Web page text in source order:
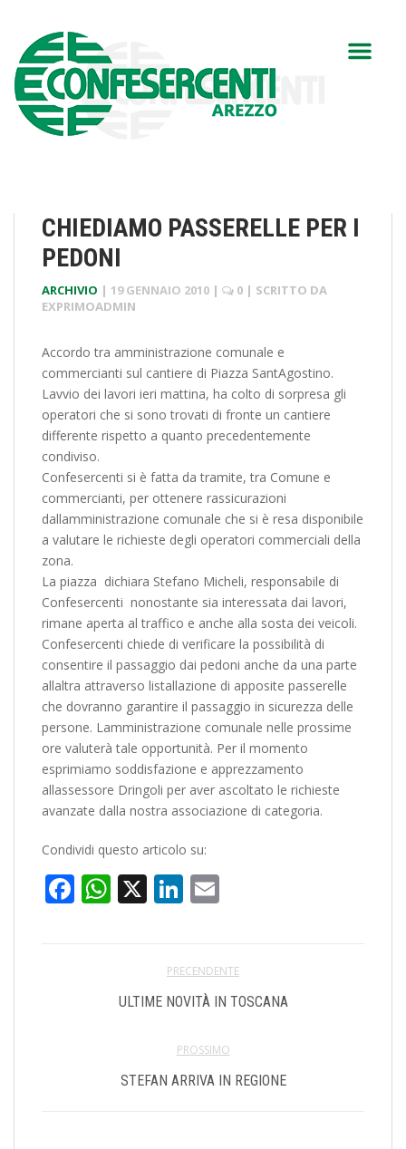
CHIEDIAMO PASSERELLE PER I
PEDONI
ARCHIVIO | 19 GENNAIO 2010 | 0 | SCRITTO DA
EXPRIMOADMIN
Accordo tra amministrazione comunale e
commercianti sul cantiere di Piazza SantAgostino.
Lavvio dei lavori ieri mattina, ha colto di sorpresa gli
operatori che si sono trovati di fronte un cantiere
differente rispetto a quanto precedentemente
condiviso.
Confesercenti si è fatta da tramite, tra Comune e
commercianti, per ottenere rassicurazioni
dallamministrazione comunale che si è resa disponibile
a valutare le richieste degli operatori commerciali della
zona.
La piazza  dichiara Stefano Micheli, responsabile di
Confesercenti  nonostante sia interessata dai lavori,
rimane aperta al traffico e anche alla sosta dei veicoli.
Confesercenti chiede di verificare la possibilità di
consentire il passaggio dai pedoni anche da una parte
allaltra attraverso listallazione di apposite passerelle
che dovranno garantire il passaggio in sicurezza delle
persone. Lamministrazione comunale nelle prossime
ore valuterà tale opportunità. Per il momento
esprimiamo soddisfazione e apprezzamento
allassessore Dringoli per aver ascoltato le richieste
avanzate dalla nostra associazione di categoria.
Condividi questo articolo su:
Facebook
WhatsApp
X LinkedIn
PRECENDENTE
ULTIME NOVITÀ IN TOSCANA
PROSSIMO
STEFAN ARRIVA IN REGIONE